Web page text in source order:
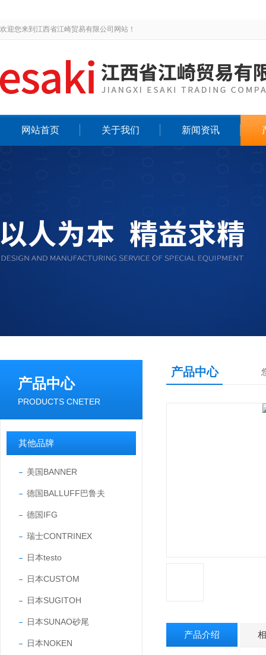
欢迎您来到江西省江崎贸易有限公司网站！
网站首页 关于我们 新闻资讯
产品中心
PRODUCTS CNETER
其他品牌
美国BANNER
德国BALLUFF巴鲁夫
德国IFG
瑞士CONTRINEX
日本testo
日本CUSTOM
日本SUGITOH
日本SUNAO砂尾
日本NOKEN
产品中心
产品介绍